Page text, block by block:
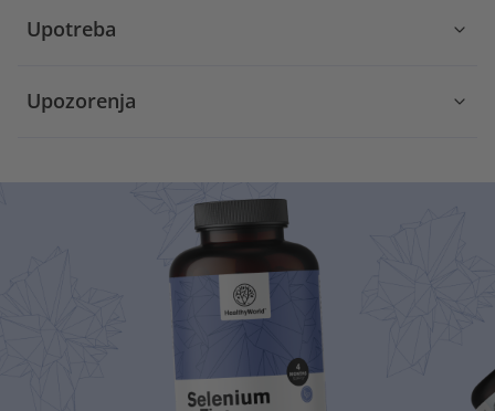
Upotreba
Upozorenja